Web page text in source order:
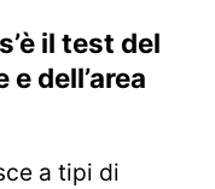
il test del
dell’area
a tipi di